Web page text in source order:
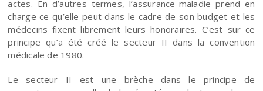
actes. En d’autres termes, l’assurance-maladie prend en
charge ce qu’elle peut dans le cadre de son budget et les
médecins fixent librement leurs honoraires. C’est sur ce
principe qu’a été créé le secteur II dans la convention
médicale de 1980.
Le secteur II est une brèche dans le principe de